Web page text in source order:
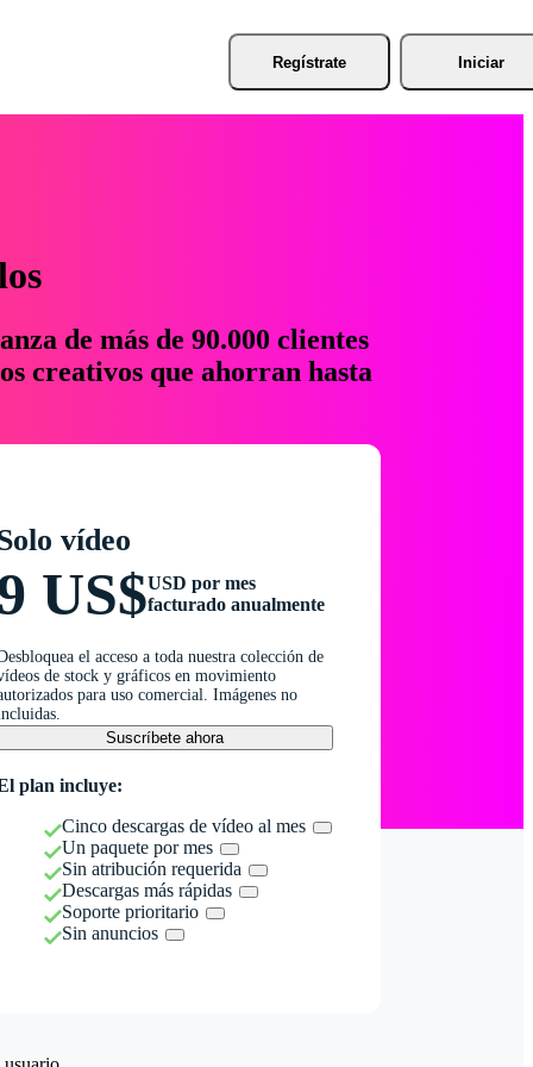
Regístrate Iniciar
de más de 90.000 clientes
creativos que ahorran hasta
vídeo
US$USD por mes
facturado anualmente
el acceso a toda nuestra colección de
de stock y gráficos en movimiento
para uso comercial. Imágenes no
Suscríbete ahora
plan incluye:
Cinco descargas de vídeo al mes
Un paquete por mes
Sin atribución requerida
Descargas más rápidas
Soporte prioritario
Sin anuncios